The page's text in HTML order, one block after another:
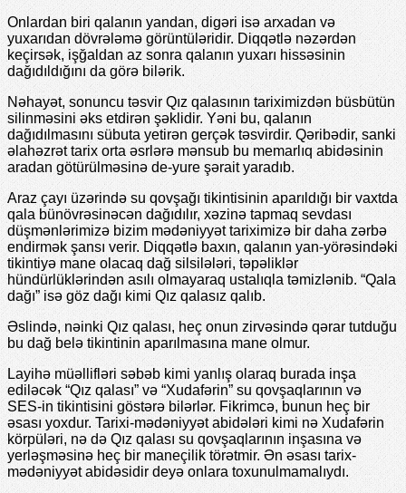
Onlardan biri qalanın yandan, digəri isə arxadan və
yuxarıdan dövrələmə görüntüləridir. Diqqətlə nəzərdən
keçirsək, işğaldan az sonra qalanın yuxarı hissəsinin
dağıdıldığını da görə bilərik.
Nəhayət, sonuncu təsvir Qız qalasının tariximizdən büsbütün
silinməsini əks etdirən şəklidir. Yəni bu, qalanın
dağıdılmasını sübuta yetirən gerçək təsvirdir. Qəribədir, sanki
əlahəzrət tarix orta əsrlərə mənsub bu memarlıq abidəsinin
aradan götürülməsinə de-yure şərait yaradıb.
Araz çayı üzərində su qovşağı tikintisinin aparıldığı bir vaxtda
qala bünövrəsinəcən dağıdılır, xəzinə tapmaq sevdası
düşmənlərimizə bizim mədəniyyət tariximizə bir daha zərbə
endirmək şansı verir. Diqqətlə baxın, qalanın yan-yörəsindəki
tikintiyə mane olacaq dağ silsilələri, təpəliklər
hündürlüklərindən asılı olmayaraq ustalıqla təmizlənib. “Qala
dağı” isə göz dağı kimi Qız qalasız qalıb.
Əslində, nəinki Qız qalası, heç onun zirvəsində qərar tutduğu
bu dağ belə tikintinin aparılmasına mane olmur.
Layihə müəllifləri səbəb kimi yanlış olaraq burada inşa
ediləcək “Qız qalası” və “Xudafərin” su qovşaqlarının və
SES-in tikintisini göstərə bilərlər. Fikrimcə, bunun heç bir
əsası yoxdur. Tarixi-mədəniyyət abidələri kimi nə Xudafərin
körpüləri, nə də Qız qalası su qovşaqlarının inşasına və
yerləşməsinə heç bir maneçilik törətmir. Ən əsası tarix-
mədəniyyət abidəsidir deyə onlara toxunulmamalıydı.